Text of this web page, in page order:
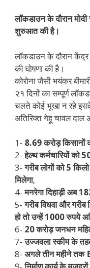
लॉकडाउन के दौरान
शुरुआत की है।
लॉकडाउन के दौरान
की घोषणा की है।
कोरोना जैसी भयंकर
२१ दिनों का सम्पूर्ण
चलते कोई भूखा न रहे
अतिरिक्त गेहू चावल दाल
1- 8.69 करोड़ किसानों
2-हेल्थ कर्मचारियों को
3-गरीब लोगों को 5
मिलेगा,
4-मनरेगा दिहाड़ी अब
5-गरीब विधवा और
हो तो उन्हें 1000 रुपये
6- 20 करोड़ जनधन
7-उज्जवला स्कीम के
8- अगले तीन महीने तक